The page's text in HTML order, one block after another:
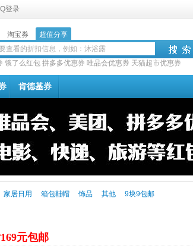
登录
淘宝券 超值分享
饿了么红包 拼多多优惠券 唯品会优惠券 天猫超市优惠券
肯德基券
家居日用 箱包鞋帽 饰品 其他 9块9包邮
元包邮